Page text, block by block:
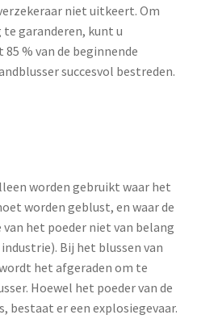
niet uitkeert. Om
garanderen, kunt u
% van de beginnende
succesvol bestreden.
worden gebruikt waar het
worden geblust, en waar de
het poeder niet van belang
Bij het blussen van
het afgeraden om te
Hoewel het poeder van de
bestaat er een explosiegevaar.